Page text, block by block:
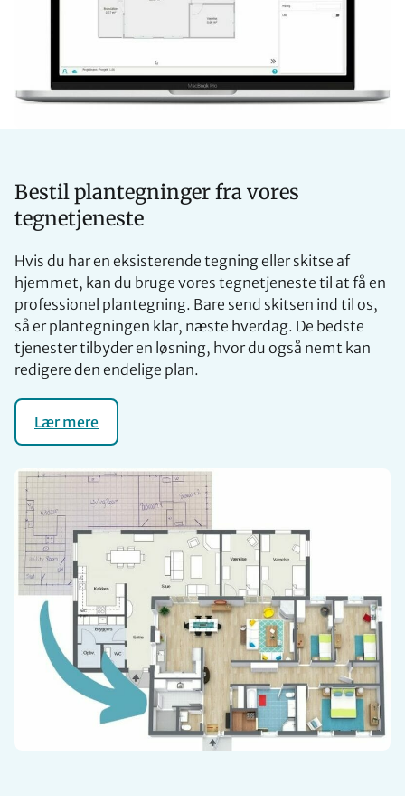
Bestil plantegninger fra vores
tegnetjeneste
Hvis du har en eksisterende tegning eller skitse af
hjemmet, kan du bruge vores tegnetjeneste til at få en
professionel plantegning. Bare send skitsen ind til os,
så er plantegningen klar, næste hverdag. De bedste
tjenester tilbyder en løsning, hvor du også nemt kan
redigere den endelige plan.
Lær mere